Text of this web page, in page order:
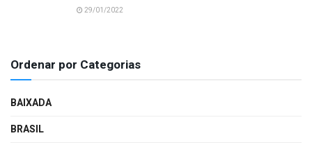
29/01/2022
Ordenar por Categorias
BAIXADA
BRASIL